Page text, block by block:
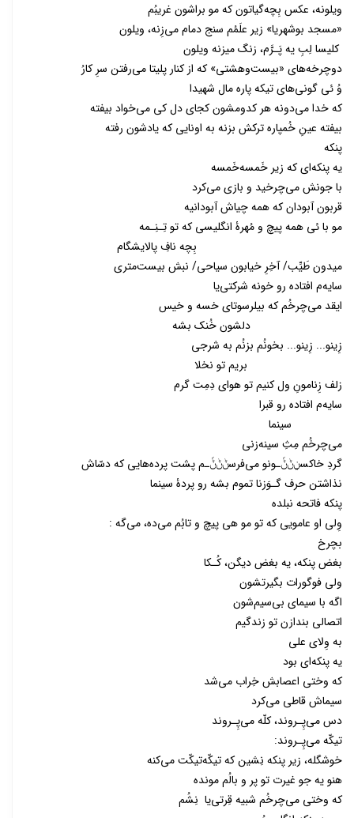
ویلونه‌، عکس بِچه‌گیاتون که مو براشون غریبُم
«‌مسجد بوشهریا‌» زیر علَمُم سنج دمام می‌زِنه، ویلون
کلیسا لِبِ یه پَـرَّم‌، زنگ میزنه ویلون
دوچرخه‌های «‌بیست‌وهشتی‌» که از کنار پلیتا می‌رفتن سرِ کارُ
وُ ئی گونی‌های تیکه پاره مال شهیدا
که خدا می‌دونه هر کدومشون کجای دل کی می‌خواد بیفته
بیفته عینِ خُمپاره ترکش بزنه به اونایی که یادشون رفته
پنکه
یه پنکه‌ای که زیر خَمسه‌خَمسه
با جونش می‌چرخید و بازی می‌کرد
قربون آبودان که همه چیاش آبودانیه
مو با ئی همه پیچ و مُهرۀ انگلیسی که تو تِـنِـمه
بِچه نافِ پالایشگام
میدون طَیِّب/ آخِرِ خیابون سیاحی/ نبش بیست‌متری
سایه‌م افتاده رو خونه شرکتی‌یا
ایقد می‌چرخُم که بیلرسوتای خسه و خیس
دلشون خُنک بشه
زِینو‌... زِینو‌... بخونُم بزنُم به شرجی
بریم تو نخلا
زلف زِنامونِ ول کنیم تو هوای دِمِت گرم
سایه‌م افتاده رو قبرا
سینما
می‌چرخُم مِثِ سینه‌زنی
گردِ خاکسݧݨݨّـونو می‌فرسݨݨݨّـم پشت پرده‌هایی که دسّاش
نذاشتن حرف گـوَزنا تموم بشه رو پردۀ سینما
پنکه فاتحه نبلده
وِلی او عامویی که تو مو هی پیچ و تابُم می‌ده‌، می‌گه :
بچرخ
بغض پنکه، یه بغض دیگن‌، کُـکا
ولی فوگورات بگیرتشون
اگه با سیمای بی‌سیم‌شون
اتصالی بندازن تو زندگیم
به وِلای علی
یه پنکه‌ای بود
که وختی اعصابش خِراب می‌شد
سیماش قاطی می‌کرد
دس می‌پِـروند‌، کلّه می‌پِـروند
تیکّه می‌پِـروند:
خوشگله‌، زیر پنکه نِشین که تیکّه‌تیکّت می‌کنه
هنو یه جو غیرت تو پر و بالُم مونده
که وختی می‌چرخُم شبیه قِرتی‌یا نِشُم